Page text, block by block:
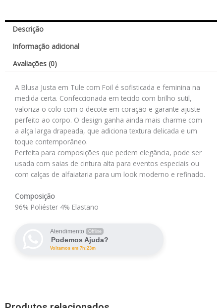
Descrição
Informação adicional
Avaliações (0)
A Blusa Justa em Tule com Foil é sofisticada e feminina na
medida certa. Confeccionada em tecido com brilho sutil,
valoriza o colo com o decote em coração e garante ajuste
perfeito ao corpo. O design ganha ainda mais charme com
a alça larga drapeada, que adiciona textura delicada e um
toque contemporâneo.
Perfeita para composições que pedem elegância, pode ser
usada com saias de cintura alta para eventos especiais ou
com calças de alfaiataria para um look moderno e refinado.
Composição
96% Poliéster 4% Elastano
Atendimento Offline
Podemos Ajuda?
Voltamos em 7h:23m